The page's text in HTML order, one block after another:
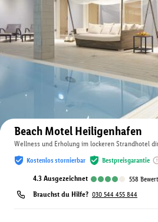
Beach Motel Heiligenhafen
Wellness und Erholung im lockeren Strandhotel
Kostenlos stornierbar Bestpreisgarantie
4.3 ausgezeichnet 558
Brauchst du Hilfe? 030 544 455 844